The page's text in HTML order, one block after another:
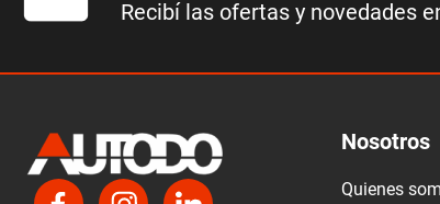
Recibí las ofertas y novedades
Nosotros
Quienes